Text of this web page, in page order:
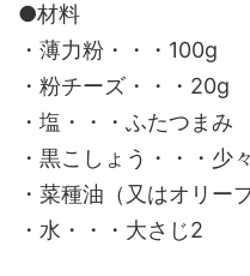
●材料
・薄力粉・・・100g
・粉チーズ・・・20g
・塩・・・ふたつまみ
・黒こしょう・・・少々
・菜種油（又はオリー
・水・・・大さじ2